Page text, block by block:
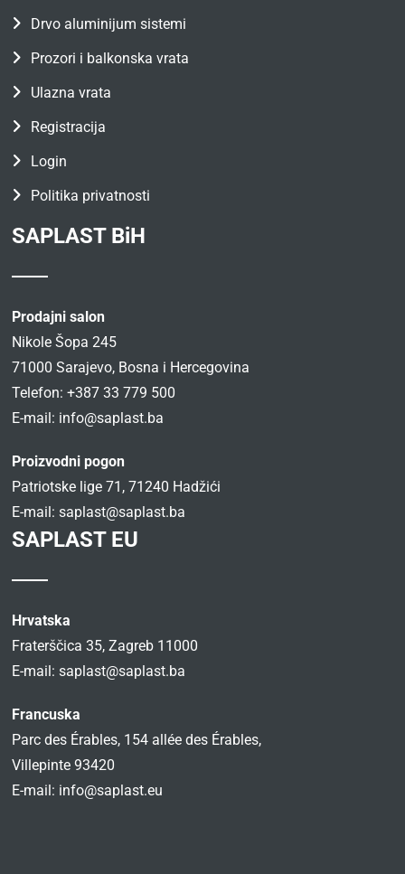
Drvo aluminijum sistemi
Prozori i balkonska vrata
Ulazna vrata
Registracija
Login
Politika privatnosti
SAPLAST BiH
Prodajni salon
Nikole Šopa 245
71000 Sarajevo, Bosna i Hercegovina
Telefon: +387 33 779 500
E-mail: info@saplast.ba
Proizvodni pogon
Patriotske lige 71, 71240 Hadžići
E-mail:saplast@saplast.ba
SAPLAST EU
Hrvatska
Fraterščica 35, Zagreb 11000
E-mail:saplast@saplast.ba
Francuska
Parc des Érables, 154 allée des Érables,
Villepinte 93420
E-mail: info@saplast.eu